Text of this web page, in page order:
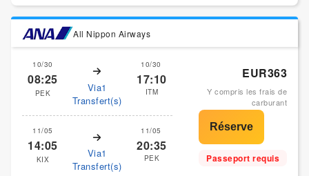
All Nippon Airways
10/30
08:25
PEK
Via1
Transfert(s)
10/30
17:10
ITM
11/05
14:05
KIX
Via1
Transfert(s)
11/05
20:35
PEK
EUR363
Y compris les frais de
carburant
Passeport requis